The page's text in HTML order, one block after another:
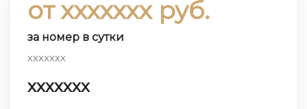
от ххххххх руб.
за номер в сутки
ххххххх
ххххххх